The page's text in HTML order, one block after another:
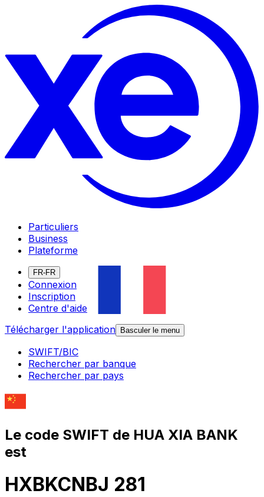
Particuliers
Business
Plateforme
FR-FR
Connexion
Inscription
Centre d'aide
Télécharger l'application
Basculer le menu
SWIFT/BIC
Rechercher par banque
Rechercher par pays
Le code SWIFT de HUA XIA BANK
est
HXBKCNBJ 281